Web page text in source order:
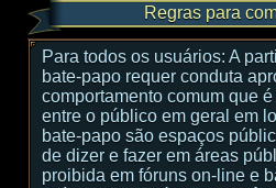
Regras para
Para todos os usuários: A
bate-papo requer conduta
comportamento comum que
entre o público em geral em
bate-papo são espaços
de dizer e fazer em áreas
proibida em fóruns on-line e